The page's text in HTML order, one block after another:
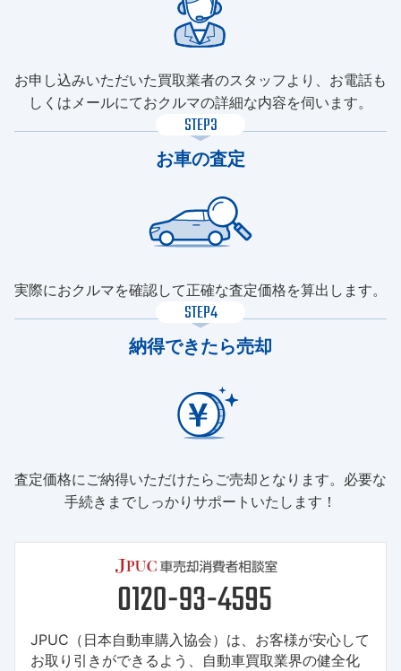
お申し込みいただいた買取業者のスタッフより、お電話も
しくはメールにておクルマの詳細な内容を伺います。
STEP3
お車の査定
実際におクルマを確認して正確な査定価格を算出します。
STEP4
納得できたら売却
査定価格にご納得いただけたらご売却となります。必要な
手続きまでしっかりサポートいたします！
JPUC（日本自動車購入協会）は、お客様が安心して
お取り引きができるよう、自動車買取業界の健全化